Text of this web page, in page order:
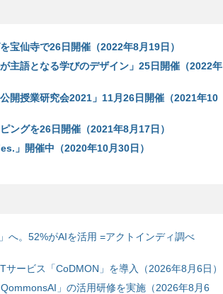
宝仙寺で26日開催（2022年8月19日）
主語となる学びのデザイン」25日開催（2022年
開授業研究会2021」11月26日開催（2021年10
ングを26日開催（2021年8月17日）
」開催中（2020年10月30日）
へ。52%がAIを活用 =アクトインディ調べ
ービス「CoDMON」を導入（2026年8月6日）
」の活用研修を実施（2026年8月6